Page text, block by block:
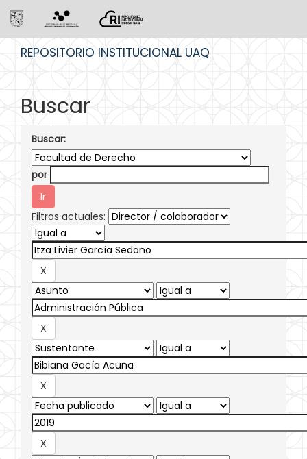
REPOSITORIO INSTITUCIONAL UAQ
Buscar
Buscar:
por
Filtros actuales: